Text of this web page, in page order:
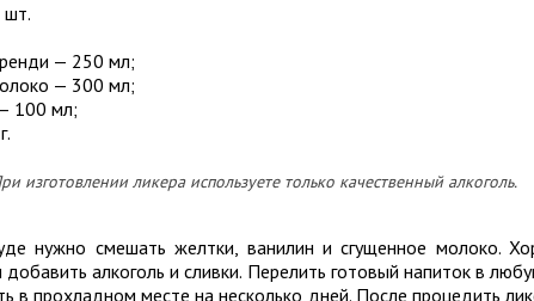
— 250 мл;
— 300 мл;
100 мл;
изготовлении ликера используете только качественный алкоголь.
нужно смешать желтки, ванилин и сгущенное молоко.
алкоголь и сливки. Перелить готовый напиток в
в прохладном месте на несколько дней. После процедить